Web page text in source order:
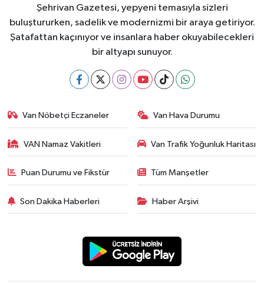
Şehrivan Gazetesi, yepyeni temasıyla sizleri
buluştururken, sadelik ve modernizmi bir araya getiriyor.
Şatafattan kaçınıyor ve insanlara haber okuyabilecekleri
bir altyapı sunuyor.
Van Nöbetçi Eczaneler Van Hava Durumu
VAN Namaz Vakitleri Van Trafik Yoğunluk Haritası
Puan Durumu ve Fikstür Tüm Manşetler
Son Dakika Haberleri Haber Arşivi